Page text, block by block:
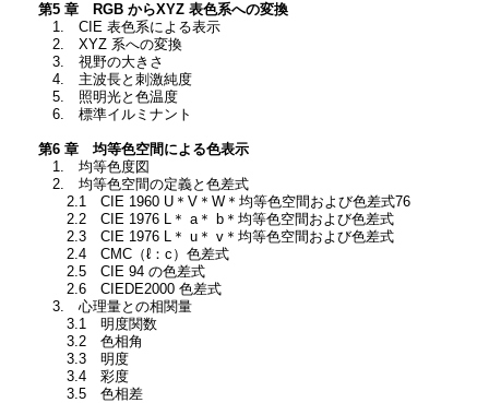
第5 章 RGB からXYZ 表色系への変換
1. CIE 表色系による表示
2. XYZ 系への変換
3. 視野の大きさ
4. 主波長と刺激純度
5. 照明光と色温度
6. 標準イルミナント
第6 章 均等色空間による色表示
1. 均等色度図
2. 均等色空間の定義と色差式
2.1 CIE 1960 U＊V＊W＊均等色空間および色差式76
2.2 CIE 1976 L＊ a＊ b＊均等色空間および色差式
2.3 CIE 1976 L＊ u＊ v＊均等色空間および色差式
2.4 CMC（ℓ：c）色差式
2.5 CIE 94 の色差式
2.6 CIEDE2000 色差式
3. 心理量との相関量
3.1 明度関数
3.2 色相角
3.3 明度
3.4 彩度
3.5 色相差